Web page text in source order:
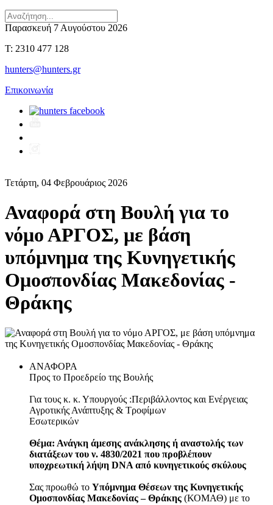
Παρασκευή 7 Αυγούστου 2026
T: 2310 477 128
hunters@hunters.gr
Επικοινωνία
Τετάρτη, 04 Φεβρουάριος 2026
Αναφορά στη Βουλή για το
νόμο ΑΡΓΟΣ, με βάση
υπόμνημα της Κυνηγετικής
Ομοσπονδίας Μακεδονίας -
Θράκης
ΑΝΑΦΟΡΑ
Προς το Προεδρείο της Βουλής
Για τους κ. κ. Υπουργούς :Περιβάλλοντος και Ενέργειας
Αγροτικής Ανάπτυξης & Τροφίμων
Εσωτερικών
Θέμα: Ανάγκη άμεσης ανάκλησης ή αναστολής των
διατάξεων του ν. 4830/2021 που προβλέπουν
υποχρεωτική λήψη DNA από κυνηγετικούς σκύλους
Σας προωθώ το Υπόμνημα Θέσεων της Κυνηγετικής
Ομοσπονδίας Μακεδονίας – Θράκης (ΚΟΜΑΘ) με το